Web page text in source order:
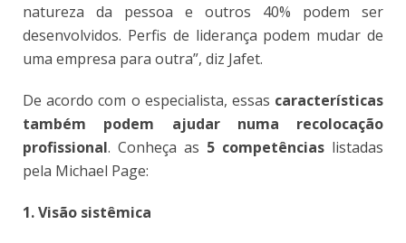
natureza da pessoa e outros 40% podem ser
desenvolvidos. Perfis de liderança podem mudar de
uma empresa para outra”, diz Jafet.
De acordo com o especialista, essas características
também podem ajudar numa recolocação
profissional. Conheça as 5 competências listadas
pela Michael Page:
1. Visão sistêmica